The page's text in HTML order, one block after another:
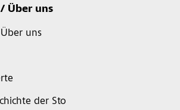
Über uns
uns
der Sto